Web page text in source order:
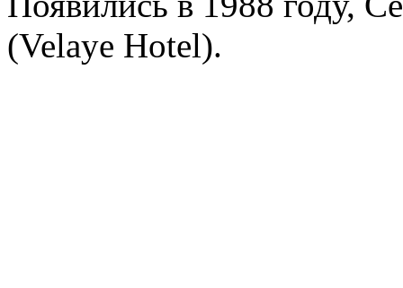
(Velaye Hotel).